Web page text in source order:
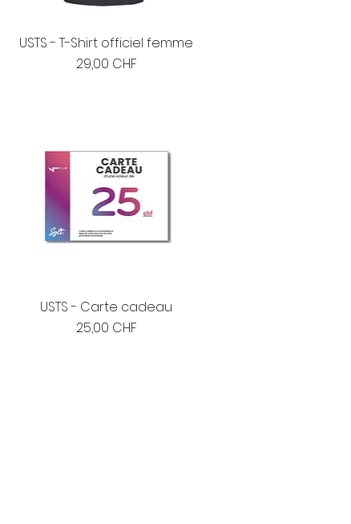
USTS - T-Shirt officiel femme
Prix
29,00 CHF
USTS - Carte cadeau
Prix
25,00 CHF